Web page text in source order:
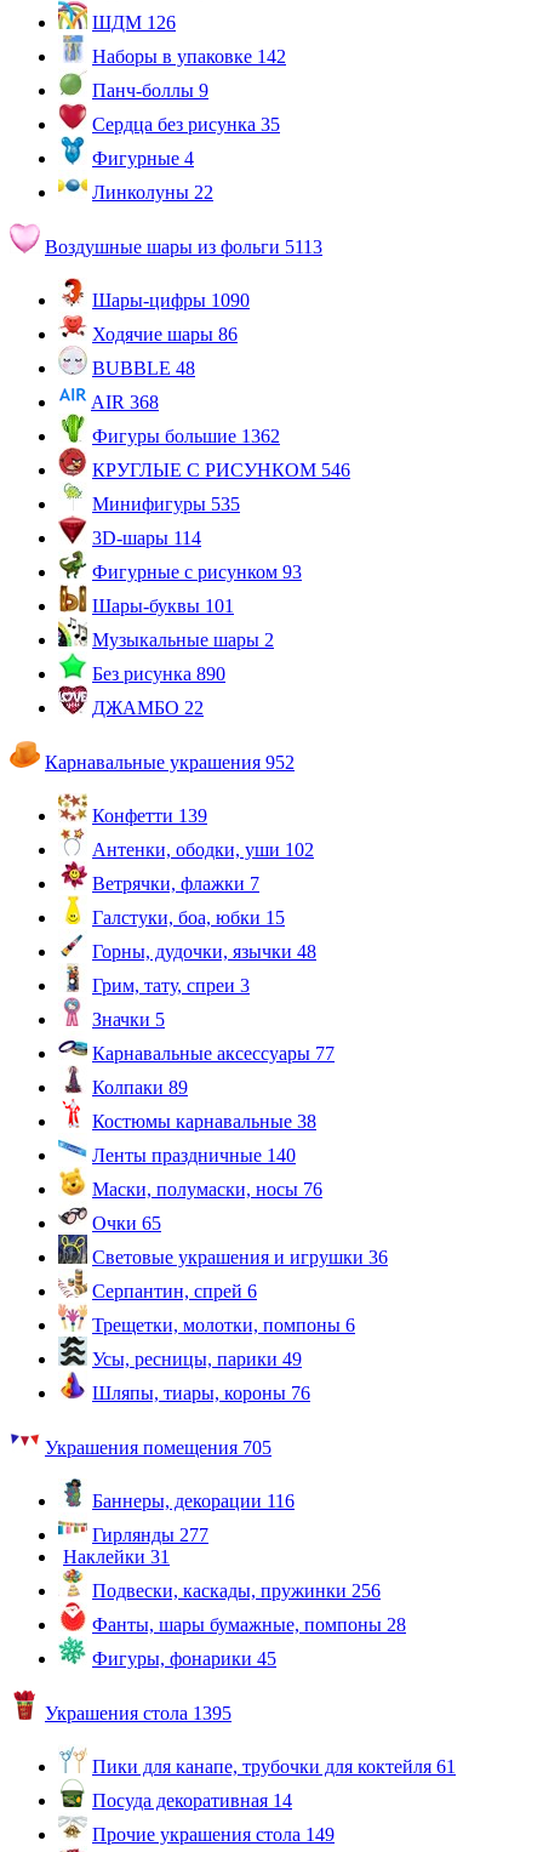
ШДМ 126
Наборы в упаковке 142
Панч-боллы 9
Сердца без рисунка 35
Фигурные 4
Линколуны 22
Воздушные шары из фольги 5113
Шары-цифры 1090
Ходячие шары 86
BUBBLE 48
AIR 368
Фигуры большие 1362
КРУГЛЫЕ С РИСУНКОМ 546
Минифигуры 535
3D-шары 114
Фигурные с рисунком 93
Шары-буквы 101
Музыкальные шары 2
Без рисунка 890
ДЖАМБО 22
Карнавальные украшения 952
Конфетти 139
Антенки, ободки, уши 102
Ветрячки, флажки 7
Галстуки, боа, юбки 15
Горны, дудочки, язычки 48
Грим, тату, спреи 3
Значки 5
Карнавальные аксессуары 77
Колпаки 89
Костюмы карнавальные 38
Ленты праздничные 140
Маски, полумаски, носы 76
Очки 65
Световые украшения и игрушки 36
Серпантин, спрей 6
Трещетки, молотки, помпоны 6
Усы, ресницы, парики 49
Шляпы, тиары, короны 76
Украшения помещения 705
Баннеры, декорации 116
Гирлянды 277
Наклейки 31
Подвески, каскады, пружинки 256
Фанты, шары бумажные, помпоны 28
Фигуры, фонарики 45
Украшения стола 1395
Пики для канапе, трубочки для коктейля 61
Посуда декоративная 14
Прочие украшения стола 149